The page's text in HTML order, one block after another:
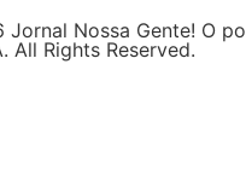
Nossa Gente! O
All Rights Reserved.